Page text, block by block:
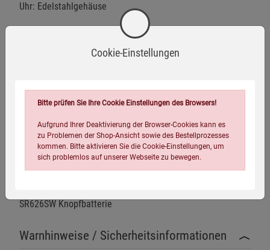
Uhr: Edelstahlgehäuse
Stunden-, Minuten-, Sekunden-, Kalenderanzeige
Armband aus geflochtener Fallschirmleine mit
Clipverschluss
umfunktionieren
Gr. M = Handgelenkumfang max. 20 cm - 8''
SR626SW Knopfbatterie
Warnhinweise / Sicherheitsinformationen
Cookie-Einstellungen
Bitte prüfen Sie Ihre Cookie Einstellungen des Browsers!
Aufgrund Ihrer Deaktivierung der Browser-Cookies kann es
zu Problemen der Shop-Ansicht sowie des Bestellprozesses
kommen. Bitte aktivieren Sie die Cookie-Einstellungen, um
sich problemlos auf unserer Webseite zu bewegen.